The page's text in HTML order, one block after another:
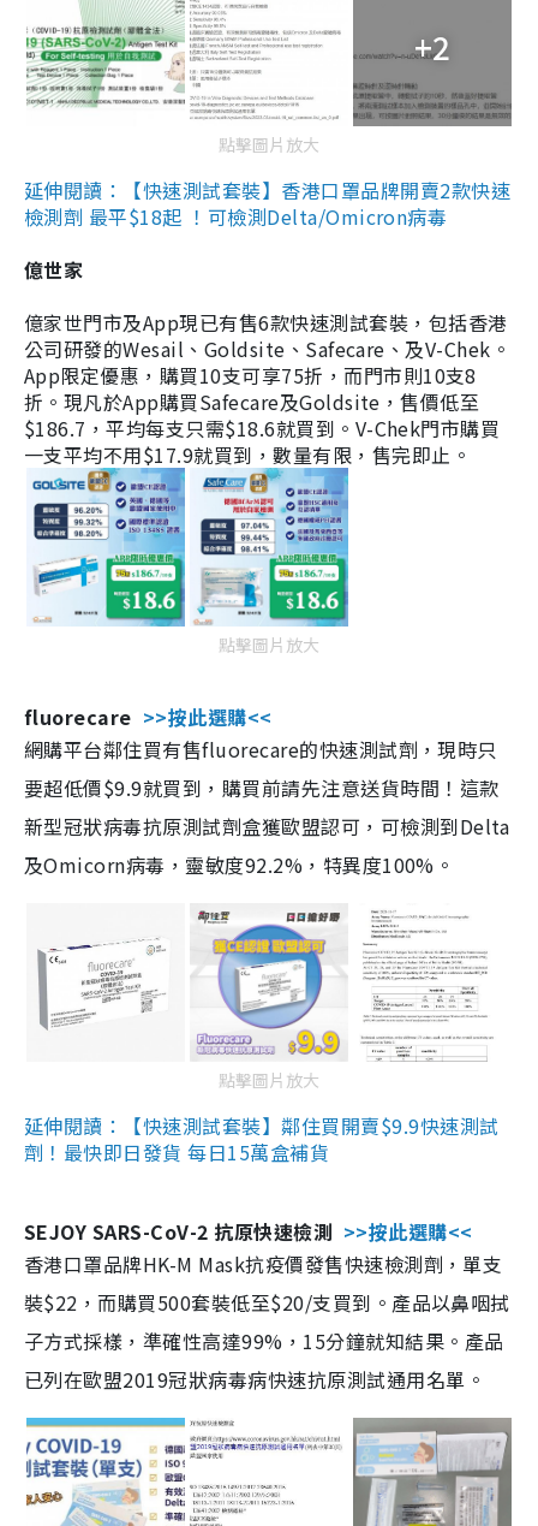
+2
點擊圖片放大
延伸閱讀：【快速測試套裝】香港口罩品牌開賣2款快速
檢測劑 最平$18起 ！可檢測Delta/Omicron病毒
億世家
億家世門市及App現已有售6款快速測試套裝，包括香港
公司研發的Wesail、Goldsite、Safecare、及V-Chek。
App限定優惠，購買10支可享75折，而門市則10支8
折。現凡於App購買Safecare及Goldsite，售價低至
$186.7，平均每支只需$18.6就買到。V-Chek門市購買
一支平均不用$17.9就買到，數量有限，售完即止。
點擊圖片放大
fluorecare >>按此選購<<
網購平台鄰住買有售fluorecare的快速測試劑，現時只
要超低價$9.9就買到，購買前請先注意送貨時間！這款
新型冠狀病毒抗原測試劑盒獲歐盟認可，可檢測到Delta
及Omicorn病毒，靈敏度92.2%，特異度100%。
點擊圖片放大
延伸閱讀：【快速測試套裝】鄰住買開賣$9.9快速測試
劑！最快即日發貨 每日15萬盒補貨
SEJOY SARS-CoV-2 抗原快速檢測 >>按此選購<<
香港口罩品牌HK-M Mask抗疫價發售快速檢測劑，單支
裝$22，而購買500套裝低至$20/支買到。產品以鼻咽拭
子方式採樣，準確性高達99%，15分鐘就知結果。產品
已列在歐盟2019冠狀病毒病快速抗原測試通用名單。